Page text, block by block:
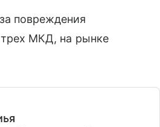
повреждения
МКД, на рынке